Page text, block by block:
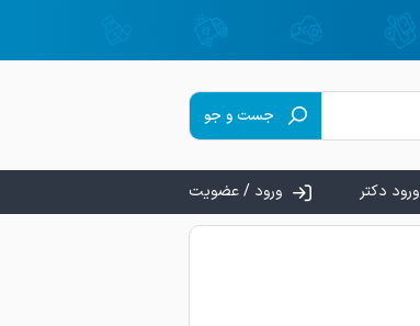
آخرین پزشک ثبت شده در
جست و جو
ورود دکتر ورود / عضویت